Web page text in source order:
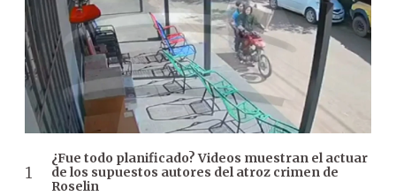
¿Fue todo planificado? Videos muestran el actuar
de los supuestos autores del atroz crimen de
Roselin